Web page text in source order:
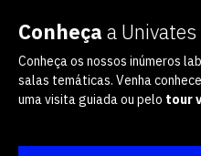
Conheça a Univates
Conheça os nossos inúmeros
salas temáticas. Venha
uma visita guiada ou pelo tour